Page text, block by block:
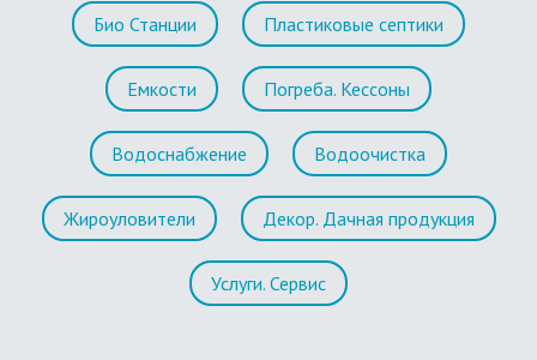
Био Станции Пластиковые септики
Емкости Погреба. Кессоны
Водоснабжение Водоочистка
Жироуловители Декор. Дачная продукция
Услуги. Сервис